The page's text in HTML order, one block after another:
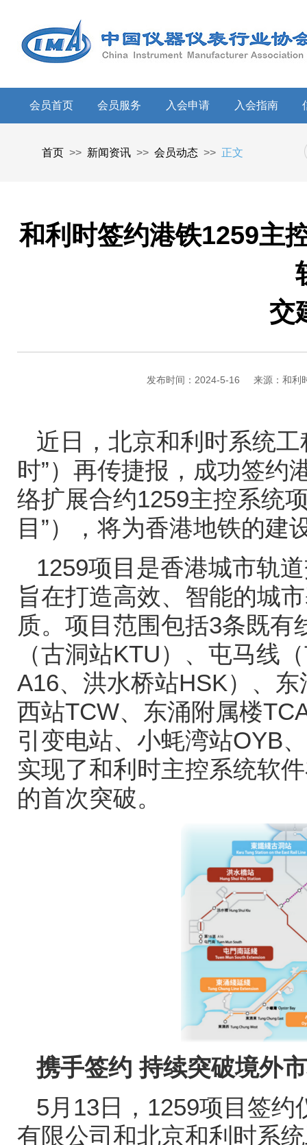
会员首页 会员服务 入会申请 入会指南
首页 >> 新闻资讯 >> 会员动态 >> 正文
和利时签约港铁1259主
交
发布时间：2024-5-16 来源：和利
近日，北京和利时系统
时”）再传捷报，成功签约
络扩展合约1259主控系统
目”），将为香港地铁的建
1259项目是香港城市轨
旨在打造高效、智能的城
质。项目范围包括3条既有
（古洞站KTU）、屯马线
A16、洪水桥站HSK）、
西站TCW、东涌附属楼
引变电站、小蚝湾站OYB
实现了和利时主控系统软
的首次突破。
携手签约 持续突破境外
5月 13日， 1259项目签约
有限公司和北京和利时系